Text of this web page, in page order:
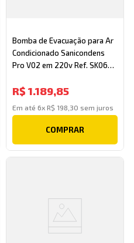
Bomba de Evacuação para Ar
Condicionado Sanicondens
Pro V02 em 220v Ref. SK06
R$ 1.189,85
Em até 6x R$ 198 30 sem juros
COMPRAR